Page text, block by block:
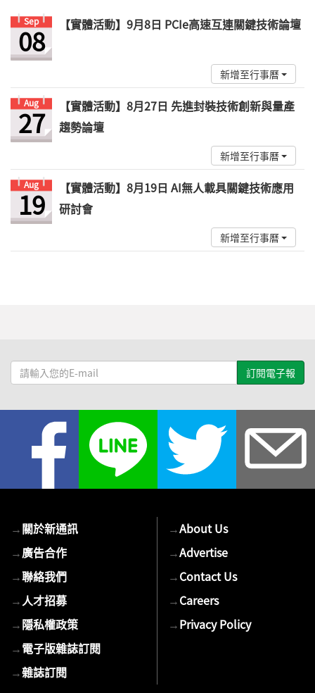
Sep
08 【實體活動】9月8日 PCIe高速互連關鍵技術論壇
新增至行事曆
Aug
27
【實體活動】8月27日 先進封裝技術創新與量產
趨勢論壇
新增至行事曆
Aug
19
【實體活動】8月19日 AI無人載具關鍵技術應用
研討會
新增至行事曆
請
輸
→關於新通訊
→廣告合作
→聯絡我們
→人才招募
→隱私權政策
→電子版雜誌訂閱
→雜誌訂閱
→About Us
→Advertise
→Contact Us
→Careers
→Privacy Policy